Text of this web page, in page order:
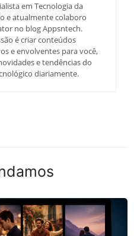
em Tecnologia da
e atualmente colaboro
no blog Appsntech.
é criar conteúdos
e envolventes para você,
e tendências do
diariamente.